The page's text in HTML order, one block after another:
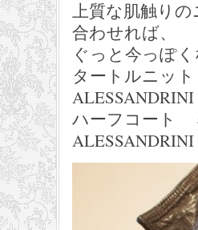
上質な肌触り
合わせれば、
ぐっと今っぽく
タートルニッ
ALESSANDRINI
ハーフコート
ALESSANDRINI